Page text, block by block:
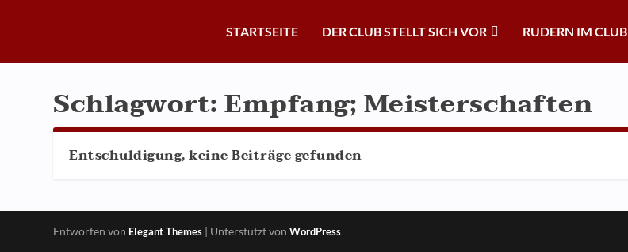
STARTSEITE DER CLUB STELLT SICH VOR RUDERN IM CLUB
Schlagwort:Empfang; Meisterschaften
Entschuldigung, keine Beiträge gefunden
Entworfen von Elegant Themes | Unterstützt vonWordPress